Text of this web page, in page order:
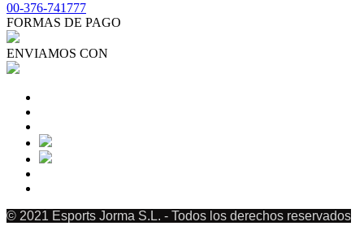
00-376-741777
FORMAS DE PAGO
ENVIAMOS CON
© 2021 Esports Jorma S.L. - Todos los derechos reservados